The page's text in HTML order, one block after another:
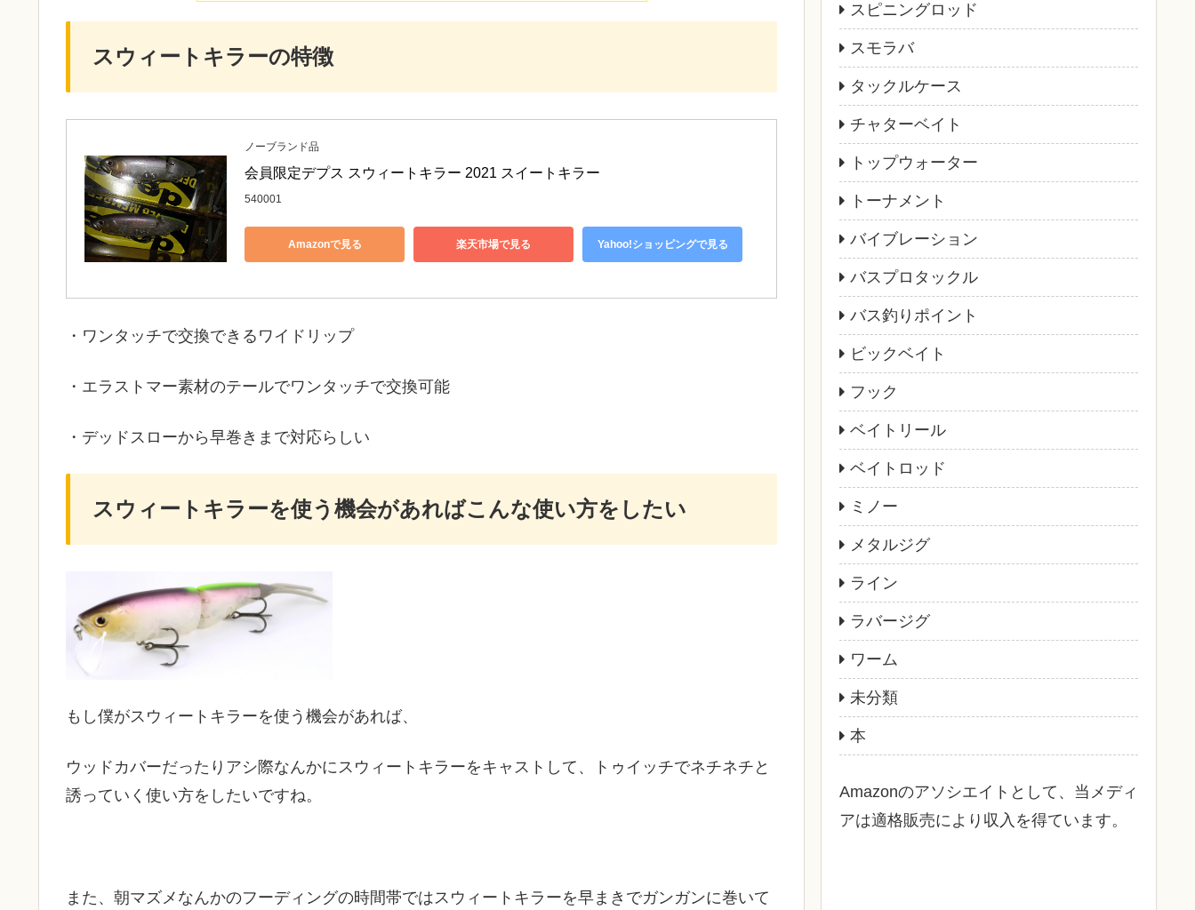
スウィートキラーの特徴
ノーブランド品
会員限定デプス スウィートキラー 2021 スイートキラー
540001
Amazonで見る 楽天市場で見る Yahoo!ショッピングで見る
・ワンタッチで交換できるワイドリップ
・エラストマー素材のテールでワンタッチで交換可能
・デッドスローから早巻きまで対応らしい
スウィートキラーを使う機会があればこんな使い方をしたい
もし僕がスウィートキラーを使う機会があれば、
ウッドカバーだったりアシ際なんかにスウィートキラーをキャストして、トゥイッチでネチネチと
誘っていく使い方をしたいですね。
また、朝マズメなんかのフーディングの時間帯ではスウィートキラーを早まきでガンガンに巻いて
スピニングロッド
スモラバ
タックルケース
チャターベイト
トップウォーター
トーナメント
バイブレーション
バスプロタックル
バス釣りポイント
ビックベイト
フック
ベイトリール
ベイトロッド
ミノー
メタルジグ
ライン
ラバージグ
ワーム
未分類
本
Amazonのアソシエイトとして、当メディ
アは適格販売により収入を得ています。